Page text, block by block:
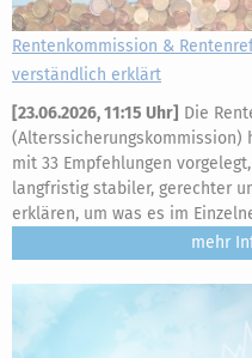
Rentenkommission &
verständlich erklärt
[23.06.2026, 11:15 Uhr] Die
(Alterssicherungskommission)
mit 33 Empfehlungen
langfristig stabiler, gerechter
erklären, um was es im
mehr